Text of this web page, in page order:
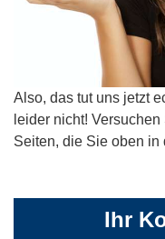
Also, das tut uns jetzt
leider nicht!
Seiten, die Sie oben in
Ihr